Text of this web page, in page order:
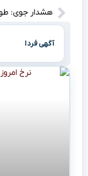
آگهی فردا